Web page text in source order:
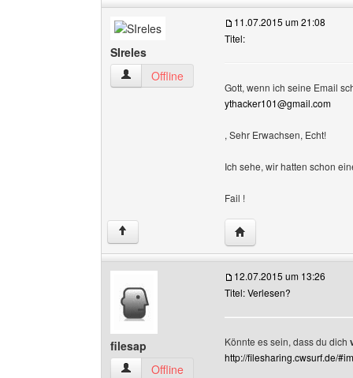
SIreles
SIreles Benutzer-Profile anzeigen
Offline
11.07.2015 um 21:08
Titel:
Gott, wenn ich seine Email
ythacker101@gmail.com
, Sehr Erwachsen, Echt!
Ich sehe, wir hatten schon
Fail !
↑ Website dieses
filesap
filesap Benutzer-Profile anzeigen
Offline
12.07.2015 um 13:26
Titel: Verlesen?
Könnte es sein, dass du dich
http://filesharing.cwsurf.de/